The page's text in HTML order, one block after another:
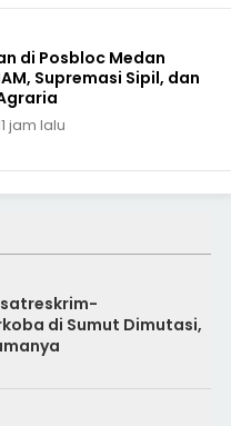
di Posbloc Medan
Supremasi Sipil, dan
jam lalu
di Sumut Dimutasi,